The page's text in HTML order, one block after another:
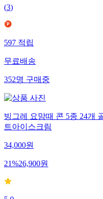
(3)
597적립
무료배송
352명구매중
빙그레 요맘때 콘 5종 24개
트아이스크림
34,000원
21%26,900원